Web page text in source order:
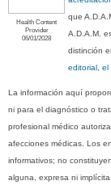
Health Content
Provider
06/01/2028
que
A.D.A.M.
distinción
editorial, el
La información aquí
ni para el diagnóstico o
profesional médico
afecciones médicas. Los
informativos; no
alguna, expresa ni